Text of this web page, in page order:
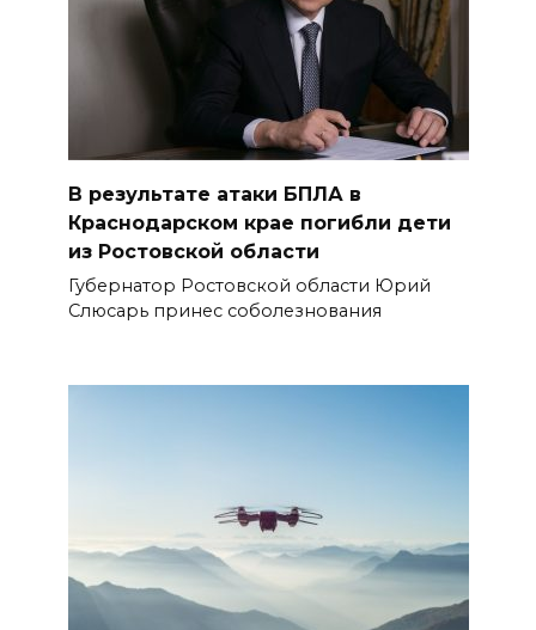
В результате атаки БПЛА в
Краснодарском крае погибли дети
из Ростовской области
Губернатор Ростовской области Юрий
Слюсарь принес соболезнования